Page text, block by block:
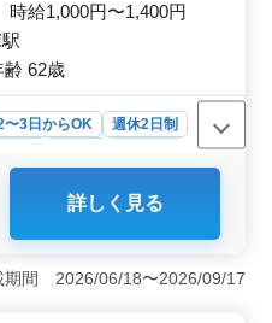
サポートしたい。 そうした
方は、是非ご応募ください！
優遇！
給1,000円〜1,400円
62歳
〜3日からOK
週休2日制
アルバイト・パート
験者優遇！内勤メインの
詳しく見る
期間 2026/06/18〜2026/09/17